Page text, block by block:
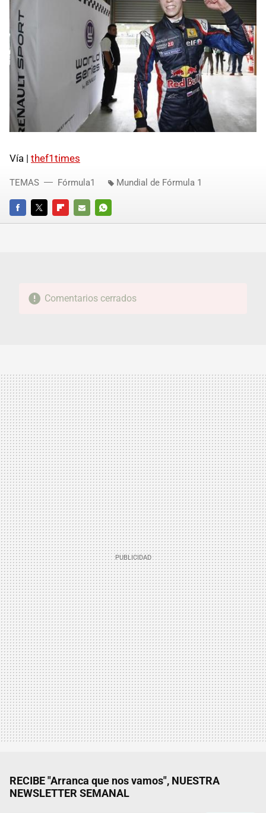
Vía | thef1times
FACEBOOKTWITTERFLIPBOARD
E-
WHATSAPP
TEMAS Fórmula1 Mundial de Fórmula 1
Comentarios cerrados
RECIBE "Arranca que nos vamos", NUESTRA
NEWSLETTER SEMANAL